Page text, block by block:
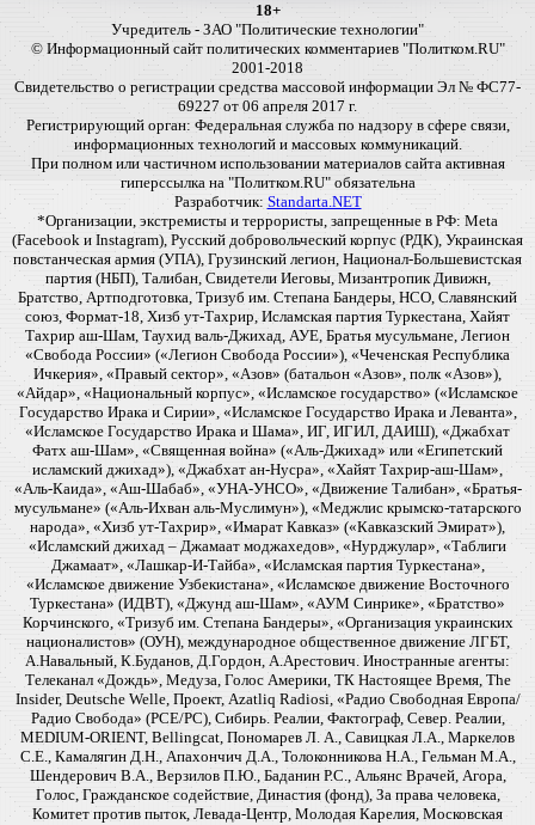
18+
Учредитель - ЗАО "Политические технологии"
© Информационный сайт политических комментариев "Политком.RU"
2001-2018
Свидетельство о регистрации средства массовой информации Эл № ФС77-
69227 от 06 апреля 2017 г.
Регистрирующий орган: Федеральная служба по надзору в сфере связи,
информационных технологий и массовых коммуникаций.
При полном или частичном использовании материалов сайта активная
гиперссылка на "Политком.RU" обязательна
Разработчик: Standarta.NET
*Организации, экстремисты и террористы, запрещенные в РФ: Meta
(Facebook и Instagram), Русский добровольческий корпус (РДК), Украинская
повстанческая армия (УПА), Грузинский легион, Национал-Большевистская
партия (НБП), Талибан, Свидетели Иеговы, Мизантропик Дивижн,
Братство, Артподготовка, Тризуб им. Степана Бандеры, НСО, Славянский
союз, Формат-18, Хизб ут-Тахрир, Исламская партия Туркестана, Хайят
Тахрир аш-Шам, Таухид валь-Джихад, АУЕ, Братья мусульмане, Легион
«Свобода России» («Легион Свобода России»), «Чеченская Республика
Ичкерия», «Правый сектор», «Азов» (батальон «Азов», полк «Азов»),
«Айдар», «Национальный корпус», «Исламское государство» («Исламское
Государство Ирака и Сирии», «Исламское Государство Ирака и Леванта»,
«Исламское Государство Ирака и Шама», ИГ, ИГИЛ, ДАИШ), «Джабхат
Фатх аш-Шам», «Священная война» («Аль-Джихад» или «Египетский
исламский джихад»), «Джабхат ан-Нусра», «Хайят Тахрир-аш-Шам»,
«Аль-Каида», «Аш-Шабаб», «УНА-УНСО», «Движение Талибан», «Братья-
мусульмане» («Аль-Ихван аль-Муслимун»), «Меджлис крымско-татарского
народа», «Хизб ут-Тахрир», «Имарат Кавказ» («Кавказский Эмират»),
«Исламский джихад – Джамаат моджахедов», «Нурджулар», «Таблиги
Джамаат», «Лашкар-И-Тайба», «Исламская партия Туркестана»,
«Исламское движение Узбекистана», «Исламское движение Восточного
Туркестана» (ИДВТ), «Джунд аш-Шам», «АУМ Синрике», «Братство»
Корчинского, «Тризуб им. Степана Бандеры», «Организация украинских
националистов» (ОУН), международное общественное движение ЛГБТ,
А.Навальный, К.Буданов, Д.Гордон, А.Арестович. Иностранные агенты:
Телеканал «Дождь», Медуза, Голос Америки, ТК Настоящее Время, The
Insider, Deutsche Welle, Проект, Azatliq Radiosi, «Радио Свободная Европа/
Радио Свобода» (PCE/PC), Сибирь. Реалии, Фактограф, Север. Реалии,
MEDIUM-ORIENT, Bellingcat, Пономарев Л. А., Савицкая Л.А., Маркелов
С.Е., Камалягин Д.Н., Апахончич Д.А., Толоконникова Н.А., Гельман М.А.,
Шендерович В.А., Верзилов П.Ю., Баданин Р.С., Альянс Врачей, Агора,
Голос, Гражданское содействие, Династия (фонд), За права человека,
Комитет против пыток, Левада-Центр, Молодая Карелия, Московская